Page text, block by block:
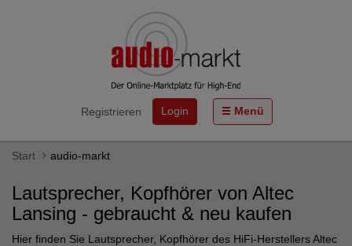
Registrieren Login Menü
Start audio-markt
Lautsprecher, Kopfhörer von Altec
Lansing - gebraucht & neu kaufen
Hier finden Sie Lautsprecher, Kopfhörer des HiFi-Herstellers Altec